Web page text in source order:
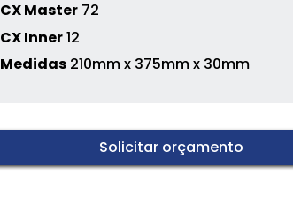
CX Master 72
CX Inner12
Medidas 210mm x 375mm x 30mm
Solicitar orçamento